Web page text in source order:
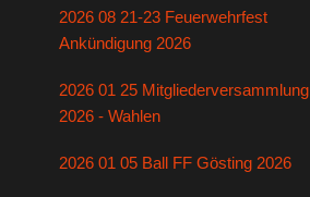
2026 08 21-23 Feuerwehrfest
Ankündigung 2026
2026 01 25 Mitgliederversammlung
2026 - Wahlen
2026 01 05 Ball FF Gösting 2026